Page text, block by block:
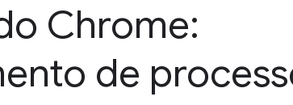
Chrome:
de